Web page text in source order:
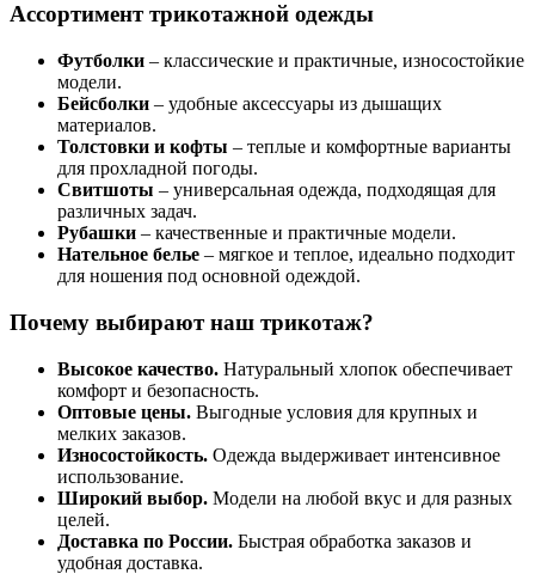
Ассортимент трикотажной одежды
Футболки – классические и практичные, износостойкие
модели.
Бейсболки – удобные аксессуары из дышащих
материалов.
Толстовки и кофты – теплые и комфортные варианты
для прохладной погоды.
Свитшоты – универсальная одежда, подходящая для
различных задач.
Рубашки – качественные и практичные модели.
Нательное белье – мягкое и теплое, идеально подходит
для ношения под основной одеждой.
Почему выбирают наш трикотаж?
Высокое качество. Натуральный хлопок обеспечивает
комфорт и безопасность.
Оптовые цены. Выгодные условия для крупных и
мелких заказов.
Износостойкость. Одежда выдерживает интенсивное
использование.
Широкий выбор. Модели на любой вкус и для разных
целей.
Доставка по России. Быстрая обработка заказов и
удобная доставка.